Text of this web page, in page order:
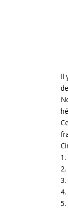
Il
5.